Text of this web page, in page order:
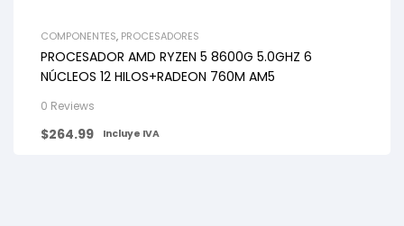
COMPONENTES, PROCESADORES
PROCESADOR AMD RYZEN 5 8600G 5.0GHZ 6
NÚCLEOS 12 HILOS+RADEON 760M AM5
0 Reviews
$264.99 Incluye IVA